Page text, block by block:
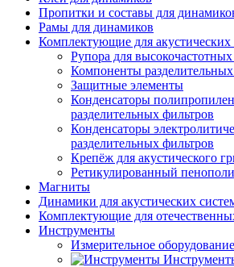
Пропитки и составы для
Рамы для динамиков
Комплектующие для акустических
Рупора для
Компоненты
Защитные элементы
Конденсаторы
разделительных фильтров
Конденсаторы
разделительных фильтров
Крепёж для акустического
Ретикулированный
Магниты
Динамики для акустических
Комплектующие для
Инструменты
Измерительное оборудование